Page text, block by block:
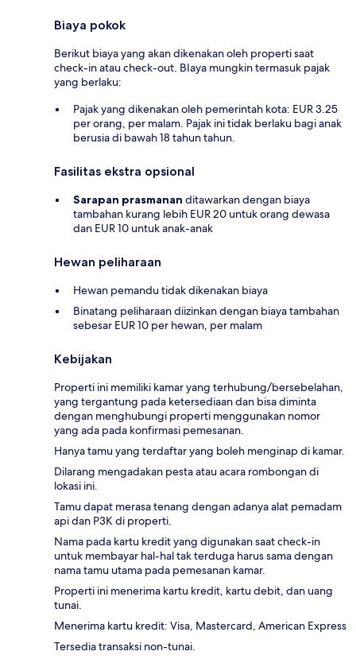
Biaya pokok
Berikut biaya yang akan dikenakan oleh properti saat
check-in atau check-out. BIaya mungkin termasuk pajak
yang berlaku:
Pajak yang dikenakan oleh pemerintah kota: EUR 3.25
per orang, per malam. Pajak ini tidak berlaku bagi anak
berusia di bawah 18 tahun tahun.
Fasilitas ekstra opsional
Sarapan prasmanan ditawarkan dengan biaya
tambahan kurang lebih EUR 20 untuk orang dewasa
dan EUR 10 untuk anak-anak
Hewan peliharaan
Hewan pemandu tidak dikenakan biaya
Binatang peliharaan diizinkan dengan biaya tambahan
sebesar EUR 10 per hewan, per malam
Kebijakan
Properti ini memiliki kamar yang terhubung/bersebelahan,
yang tergantung pada ketersediaan dan bisa diminta
dengan menghubungi properti menggunakan nomor
yang ada pada konfirmasi pemesanan.
Hanya tamu yang terdaftar yang boleh menginap di kamar.
Dilarang mengadakan pesta atau acara rombongan di
lokasi ini.
Tamu dapat merasa tenang dengan adanya alat pemadam
api dan P3K di properti.
Nama pada kartu kredit yang digunakan saat check-in
untuk membayar hal-hal tak terduga harus sama dengan
nama tamu utama pada pemesanan kamar.
Properti ini menerima kartu kredit, kartu debit, dan uang
tunai.
Menerima kartu kredit: Visa, Mastercard, American Express
Tersedia transaksi non-tunai.